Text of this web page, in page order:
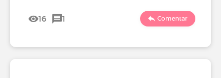
16 1 Comentar